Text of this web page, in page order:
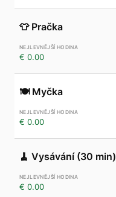
👕 Pračka
€ 0.00
🍽️ Myčka
€ 0.00
🧹 Vysávání (30 min)
€ 0.00